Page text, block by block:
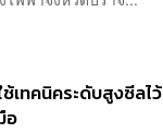
เทคนิคระดับสูงซีลไว้
อ